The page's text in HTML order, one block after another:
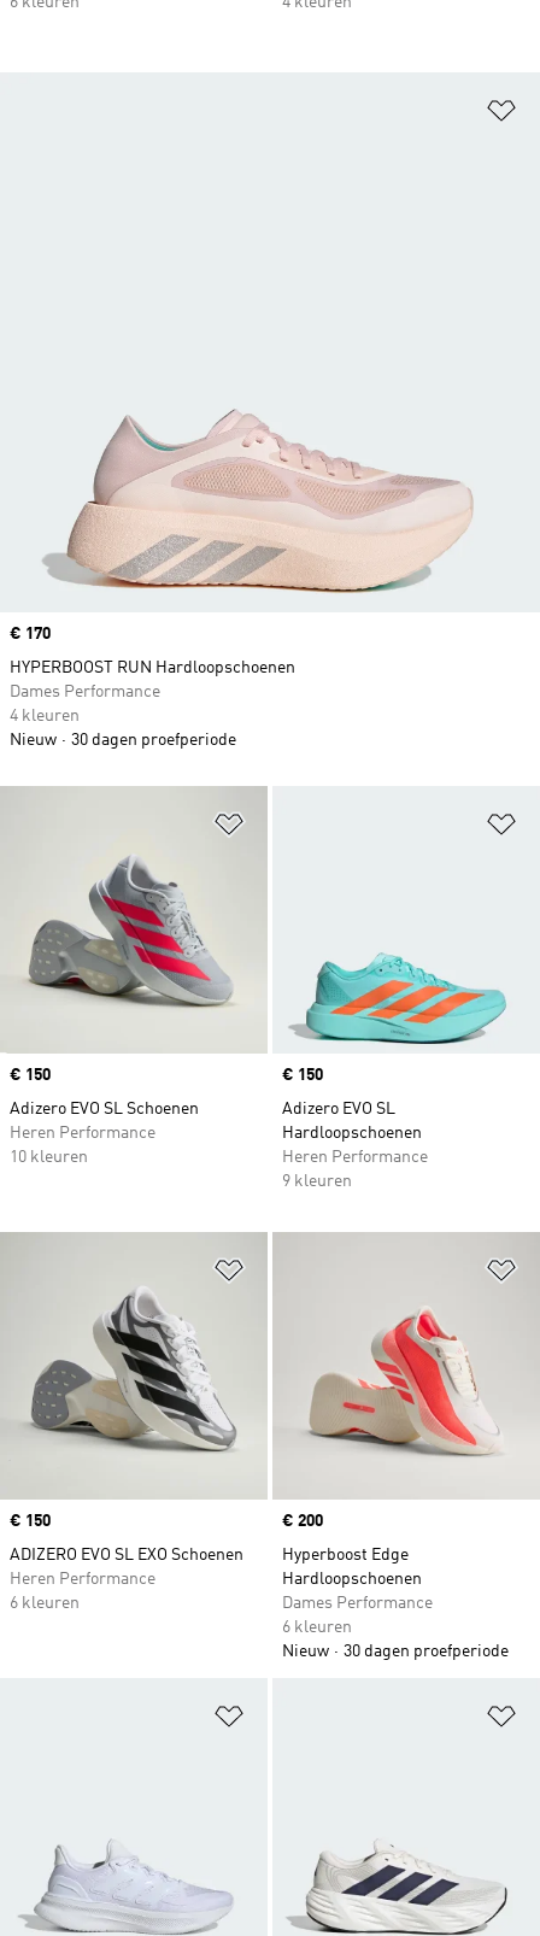
Price
€ 150
Adizero EVO SL Schoenen
Heren Performance
10 kleuren
Price
€ 150
Adizero EVO SL
Hardloopschoenen
Heren Performance
9 kleuren
Price
€ 150
ADIZERO EVO SL EXO Schoenen
Heren Performance
6 kleuren
Price
€ 200
Hyperboost Edge
Hardloopschoenen
Dames Performance
6 kleuren
Nieuw
30 dagen proefperiode
Price
€ 170
HYPERBOOST RUN Hardloopschoenen
Dames Performance
4 kleuren
Nieuw
30 dagen proefperiode